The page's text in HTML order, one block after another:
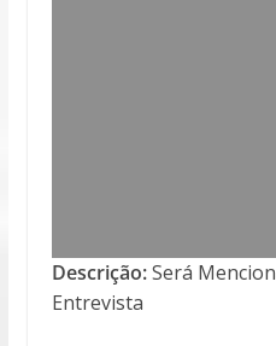
Descrição:Será
Entrevista